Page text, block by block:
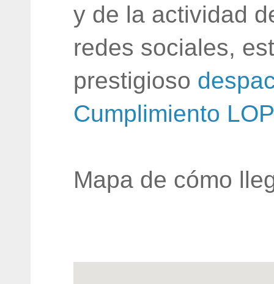
y de la actividad
redes sociales,
prestigioso
Cumplimiento
Mapa de cómo